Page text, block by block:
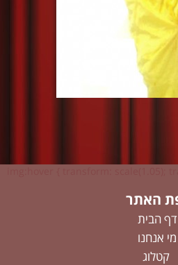
האתר
דף הבית
מי אנחנו
קטלוג